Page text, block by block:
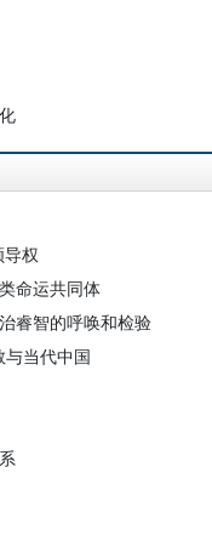
权
命运共同体
睿智的呼唤和检验
当代中国